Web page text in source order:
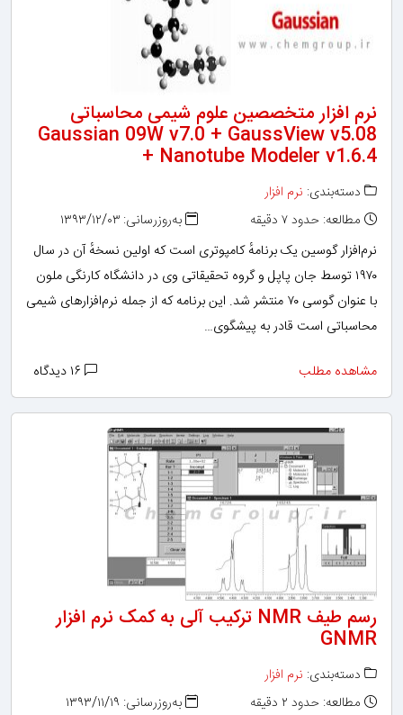
نرم افزار متخصصین علوم شیمی محاسباتی
Gaussian 09W v7.0 + GaussView v5.08
+ Nanotube Modeler v1.6.4
دسته‌بندی: نرم افزار
مطالعه: حدود ۷ دقیقه
به‌روزرسانی: ۱۳۹۳/۱۲/۰۳
نرم‌افزار گوسین یک برنامهٔ کامپوتری است که اولین نسخهٔ آن در سال
۱۹۷۰ توسط جان پاپل و گروه تحقیقاتی وی در دانشگاه کارنگی ملون
با عنوان گوسی ۷۰ منتشر شد. این برنامه که از جمله نرم‌افزارهای شیمی
محاسباتی است قادر به پیشگوی…
مشاهده مطلب
رسم طیف NMR ترکیب آلی به کمک نرم افزار
GNMR
دسته‌بندی: نرم افزار
مطالعه: حدود ۲ دقیقه
به‌روزرسانی: ۱۳۹۳/۱۱/۱۹